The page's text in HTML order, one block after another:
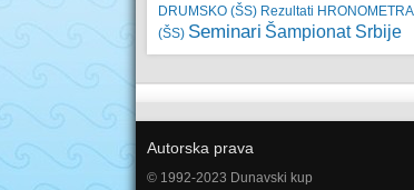
DRUMSKO (ŠS) Rezultati HRONOMETRA
(ŠS) Seminari Šampionat Srbije
Autorska prava
© 1992-2023 Dunavski kup